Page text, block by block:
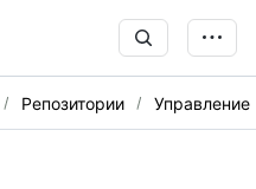
Репозитории